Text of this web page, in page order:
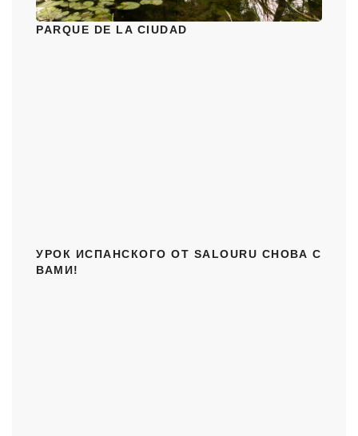
PARQUE DE LA CIUDAD
УРОК ИСПАНСКОГО ОТ SALOURU СНОВА С
ВАМИ!